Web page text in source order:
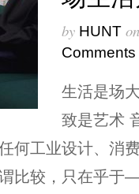
by HUNT
Comments
生活是场
致是艺术
何工业设计、消
比较，只在乎